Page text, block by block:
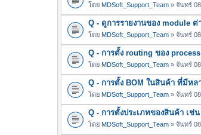
โดย MDSoft_Support_Team » จันทร์
Q - ดูการรายงานของ module
โดย MDSoft_Support_Team » จันทร์
Q - การตั้ง routing ของ
โดย MDSoft_Support_Team » จันทร์
Q - การตั้ง BOM ในสินค้า ที่มีหล
โดย MDSoft_Support_Team » จันทร์
Q - การตั้งประเภทของสินค้า เช่
โดย MDSoft_Support_Team » จันทร์